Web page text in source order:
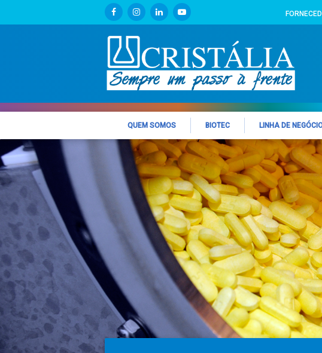
QUEM SOMOS BIOTEC LINHA DE